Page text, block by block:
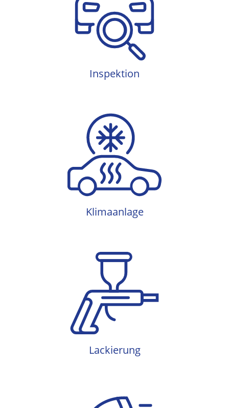
Inspektion
Inspektion
Klimaanlage
Klimaanlage
Lackierung
Lackierung